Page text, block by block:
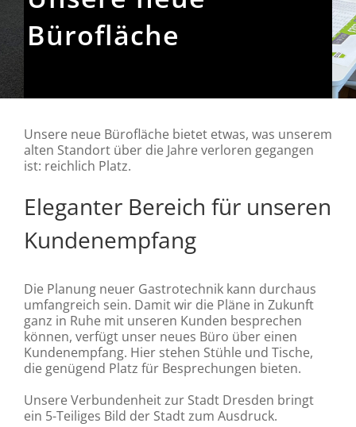
Bürofläche
Unsere neue Bürofläche bietet etwas, was unserem
alten Standort über die Jahre verloren gegangen
ist: reichlich Platz.
Eleganter Bereich für unseren
Kundenempfang
Die Planung neuer Gastrotechnik kann durchaus
umfangreich sein. Damit wir die Pläne in Zukunft
ganz in Ruhe mit unseren Kunden besprechen
können, verfügt unser neues Büro über einen
Kundenempfang. Hier stehen Stühle und Tische,
die genügend Platz für Besprechungen bieten.
Unsere Verbundenheit zur Stadt Dresden bringt
ein 5-Teiliges Bild der Stadt zum Ausdruck.